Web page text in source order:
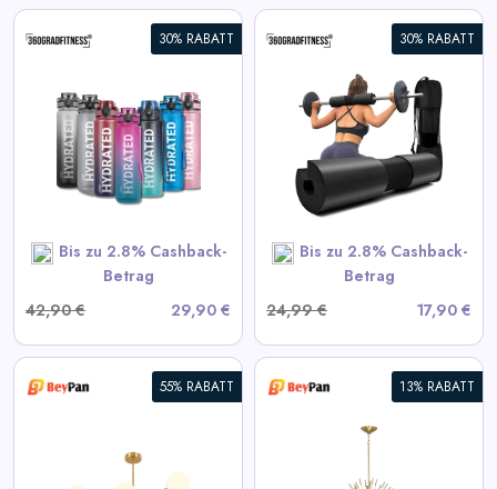
30% RABATT
Bis zu 2.8% Cashback-
Betrag
42,90 €
29,90 €
30% RABATT
Bis zu 2.8% Cashback-
Betrag
24,99 €
17,90 €
360° Langhantel-Polster
View All 360GradFitness
Deals
SHOP NOW
55% RABATT 13% RABATT
Kronleuchter - Goldene
Sputnik-Hängelampe